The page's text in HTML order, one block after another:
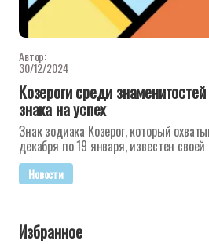
Автор:
30/12/2024
Козероги среди
знака на успех
Знак зодиака Козерог, который
декабря по 19 января, известен
Новости
Избранное